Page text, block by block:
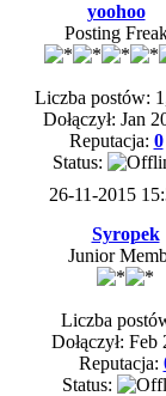
yoohoo
Posting
Liczba postów:
Dołączył: Jan
Reputacja: 0
Status:
26-11-2015
Syropek
Junior
Liczba
Dołączył: Feb
Reputacja:
Status: